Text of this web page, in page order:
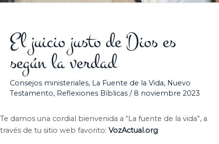
El juicio justo de Dios es
según la verdad
Consejos ministeriales, La Fuente de la Vida, Nuevo
Testamento, Reflexiones Bíblicas / 8 noviembre 2023
Te damos una cordial bienvenida a “La fuente de la vida”, a
través de tu sitio web favorito: VozActual.org